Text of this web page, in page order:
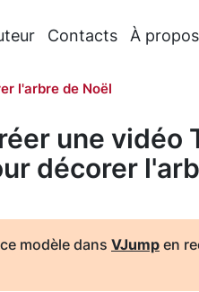
Contacts À propos
l'arbre de Noël
une vidéo
décorer
modèle dans VJump en